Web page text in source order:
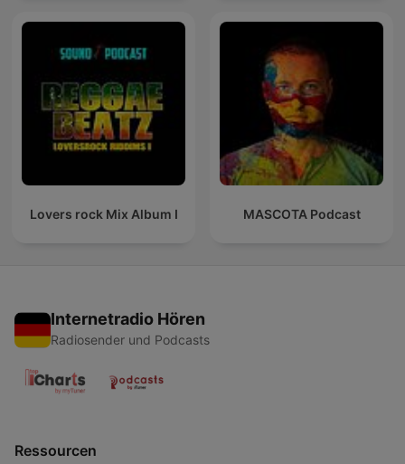
Lovers rock Mix Album I MASCOTA Podcast
Internetradio Hören
Radiosender und Podcasts
Ressourcen